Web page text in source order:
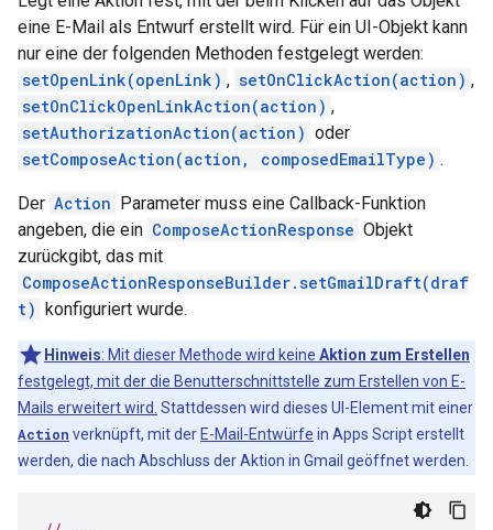
eine E-Mail als Entwurf erstellt wird. Für ein UI-Objekt kann
nur eine der folgenden Methoden festgelegt werden:
setOpenLink(openLink) , setOnClickAction(action) ,
setOnClickOpenLinkAction(action) ,
setAuthorizationAction(action) oder
setComposeAction(action, composedEmailType) .
Der Action Parameter muss eine Callback-Funktion
angeben, die ein ComposeActionResponse Objekt
zurückgibt, das mit
ComposeActionResponseBuilder.setGmailDraft(draf
t) konfiguriert wurde.
Hinweis: Mit dieser Methode wird keine Aktion zum Erstellen
festgelegt, mit der die Benutterschnittstelle zum Erstellen von E-
Mails erweitert wird. Stattdessen wird dieses UI-Element mit einer
Action verknüpft, mit der E-Mail-Entwürfe in Apps Script erstellt
werden, die nach Abschluss der Aktion in Gmail geöffnet werden.